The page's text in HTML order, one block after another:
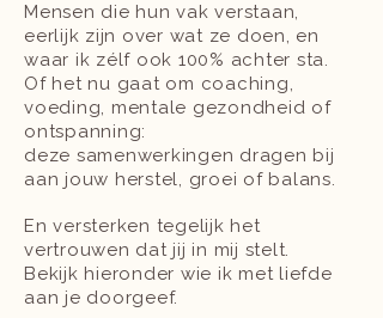
Mensen die hun vak verstaan,
eerlijk zijn over wat ze doen, en
waar ik zélf ook 100% achter sta.
Of het nu gaat om coaching,
voeding, mentale gezondheid of
ontspanning:
deze samenwerkingen dragen bij
aan jouw herstel, groei of balans.
En versterken tegelijk het
vertrouwen dat jij in mij stelt.
Bekijk hieronder wie ik met liefde
aan je doorgeef.